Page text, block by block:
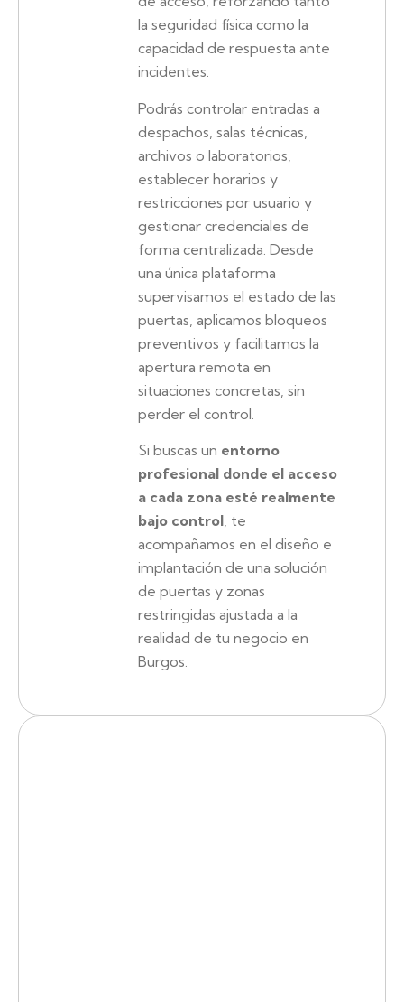
la seguridad física como la
capacidad de respuesta ante
incidentes.
Podrás controlar entradas a
despachos, salas técnicas,
archivos o laboratorios,
establecer horarios y
restricciones por usuario y
gestionar credenciales de
forma centralizada. Desde
una única plataforma
supervisamos el estado de las
puertas, aplicamos bloqueos
preventivos y facilitamos la
apertura remota en
situaciones concretas, sin
perder el control.
Si buscas un entorno
profesional donde el acceso
a cada zona esté realmente
bajo control, te
acompañamos en el diseño e
implantación de una solución
de puertas y zonas
restringidas ajustada a la
realidad de tu negocio en
Burgos.